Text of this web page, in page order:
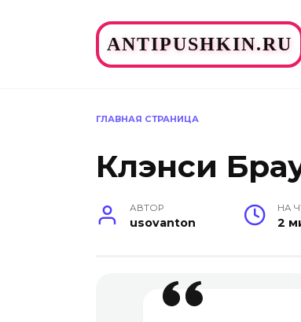
ANTIPUSHKIN.RU
ГЛАВНАЯ СТРАНИЦА
Клэнси
АВТОР
usovanton
НА
2